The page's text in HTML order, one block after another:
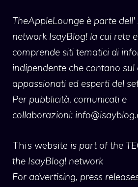
TheAppleLounge è parte dell'
network IsayBlog! la cui rete
comprende siti tematici di
indipendente che contano
appassionati ed esperti del
Per pubblicità, comunicati e
collaborazioni:
This website is part of the
the IsayBlog! network
For advertising, press